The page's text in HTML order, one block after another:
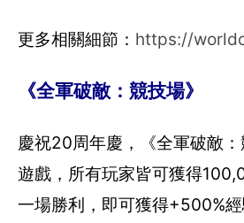
更多相關細節： https://
《全軍破敵：競技場》
慶祝20周年慶，《全軍破敵
遊戲，所有玩家皆可獲得
一場勝利，即可獲得+500%